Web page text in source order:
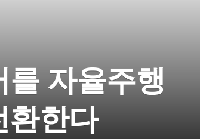
자율주행
환한다